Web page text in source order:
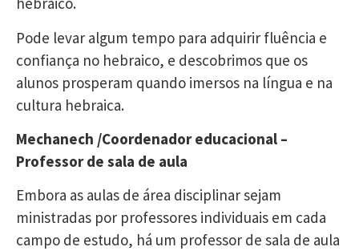
Pode levar algum tempo para adquirir fluência e
confiança no hebraico, e descobrimos que os
alunos prosperam quando imersos na língua e na
cultura hebraica.
Mechanech /Coordenador educacional –
Professor de sala de aula
Embora as aulas de área disciplinar sejam
ministradas por professores individuais em cada
campo de estudo, há um professor de sala de aula